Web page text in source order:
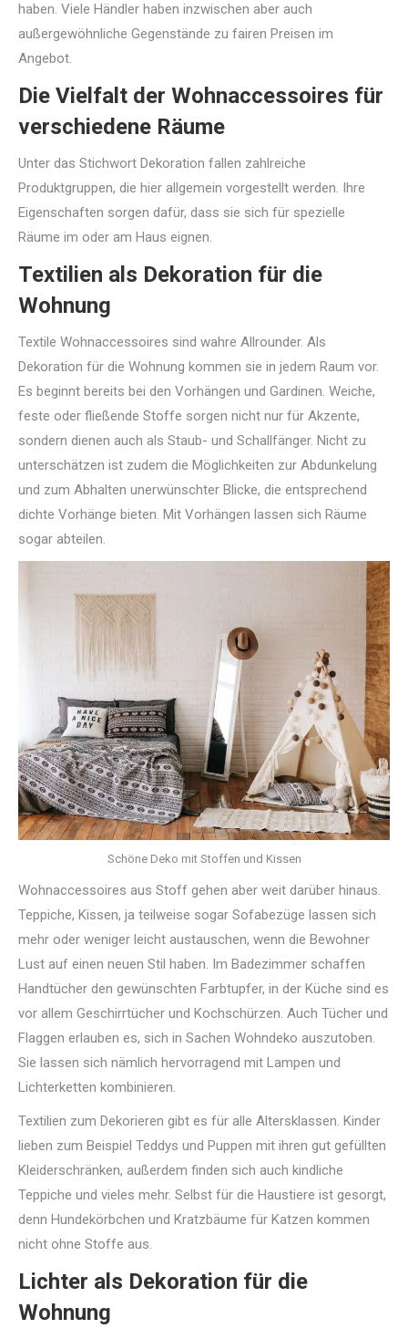
haben. Viele Händler haben inzwischen aber auch
außergewöhnliche Gegenstände zu fairen Preisen im
Angebot.
Die Vielfalt der Wohnaccessoires für
verschiedene Räume
Unter das Stichwort Dekoration fallen zahlreiche
Produktgruppen, die hier allgemein vorgestellt werden. Ihre
Eigenschaften sorgen dafür, dass sie sich für spezielle
Räume im oder am Haus eignen.
Textilien als Dekoration für die
Wohnung
Textile Wohnaccessoires sind wahre Allrounder. Als
Dekoration für die Wohnung kommen sie in jedem Raum vor.
Es beginnt bereits bei den Vorhängen und Gardinen. Weiche,
feste oder fließende Stoffe sorgen nicht nur für Akzente,
sondern dienen auch als Staub- und Schallfänger. Nicht zu
unterschätzen ist zudem die Möglichkeiten zur Abdunkelung
und zum Abhalten unerwünschter Blicke, die entsprechend
dichte Vorhänge bieten. Mit Vorhängen lassen sich Räume
sogar abteilen.
Schöne Deko mit Stoffen und Kissen
Wohnaccessoires aus Stoff gehen aber weit darüber hinaus.
Teppiche, Kissen, ja teilweise sogar Sofabezüge lassen sich
mehr oder weniger leicht austauschen, wenn die Bewohner
Lust auf einen neuen Stil haben. Im Badezimmer schaffen
Handtücher den gewünschten Farbtupfer, in der Küche sind es
vor allem Geschirrtücher und Kochschürzen. Auch Tücher und
Flaggen erlauben es, sich in Sachen Wohndeko auszutoben.
Sie lassen sich nämlich hervorragend mit Lampen und
Lichterketten kombinieren.
Textilien zum Dekorieren gibt es für alle Altersklassen. Kinder
lieben zum Beispiel Teddys und Puppen mit ihren gut gefüllten
Kleiderschränken, außerdem finden sich auch kindliche
Teppiche und vieles mehr. Selbst für die Haustiere ist gesorgt,
denn Hundekörbchen und Kratzbäume für Katzen kommen
nicht ohne Stoffe aus.
Lichter als Dekoration für die
Wohnung